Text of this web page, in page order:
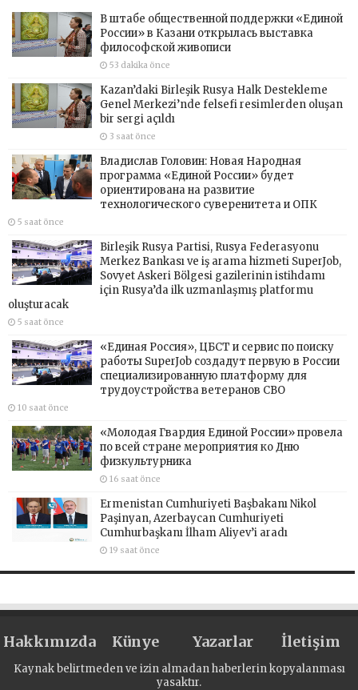
В штабе общественной поддержки «Единой
России» в Казани открылась выставка
философской живописи
53 dakika önce
Kazan’daki Birleşik Rusya Halk Destekleme
Genel Merkezi’nde felsefi resimlerden oluşan
bir sergi açıldı
3 saat önce
Владислав Головин: Новая Народная
программа «Единой России» будет
ориентирована на развитие
технологического суверенитета и ОПК
5 saat önce
Birleşik Rusya Partisi, Rusya Federasyonu
Merkez Bankası ve iş arama hizmeti SuperJob,
Sovyet Askeri Bölgesi gazilerinin istihdamı
için Rusya’da ilk uzmanlaşmış platformu
oluşturacak
5 saat önce
«Единая Россия», ЦБСТ и сервис по поиску
работы SuperJob создадут первую в России
специализированную платформу для
трудоустройства ветеранов СВО
10 saat önce
«Молодая Гвардия Единой России» провела
по всей стране мероприятия ко Дню
физкультурника
16 saat önce
Ermenistan Cumhuriyeti Başbakanı Nikol
Paşinyan, Azerbaycan Cumhuriyeti
Cumhurbaşkanı İlham Aliyev’i aradı
19 saat önce
Hakkımızda Künye Yazarlar İletişim
Kaynak belirtmeden ve izin almadan haberlerin kopyalanması
yasaktır.